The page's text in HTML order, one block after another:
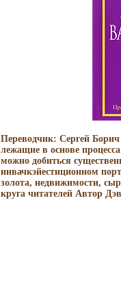
Переводчик: Сергей
лежащие в основе
можно добиться
инвачкэйестиционном
золота, недвижимости,
круга читателей Автор